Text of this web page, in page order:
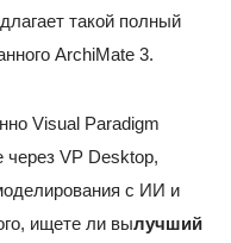
такой полный
ArchiMate 3.
Visual Paradigm
через VP Desktop,
с ИИ и
ищете ли вылучший